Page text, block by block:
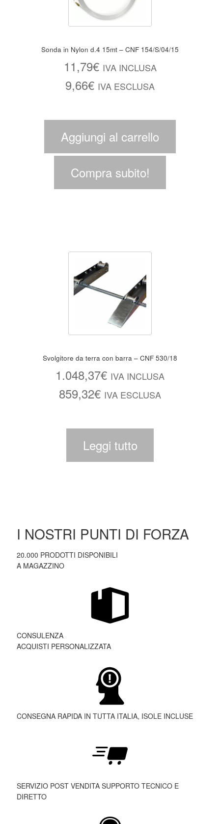
Sonda in Nylon d.4 15mt – CNF 154/S/04/15
11,79€ IVA INCLUSA
9,66€ IVA ESCLUSA
Aggiungi al carrello
Compra subito!
Svolgitore da terra con barra – CNF 530/18
1.048,37€ IVA INCLUSA
859,32€ IVA ESCLUSA
Leggi tutto
I NOSTRI PUNTI DI FORZA
20.000 PRODOTTI DISPONIBILI
A MAGAZZINO
CONSULENZA
ACQUISTI PERSONALIZZATA
CONSEGNA RAPIDA IN TUTTA ITALIA, ISOLE INCLUSE
SERVIZIO POST VENDITA SUPPORTO TECNICO E
DIRETTO